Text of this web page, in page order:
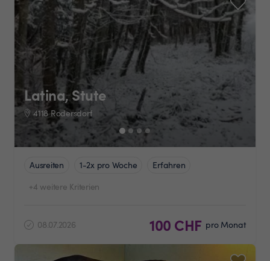
Latina, Stute
4118 Rodersdorf
Ausreiten 1-2x pro Woche
Erfahren
+4 weitere Kriterien
08.07.2026 100 CHF pro Monat